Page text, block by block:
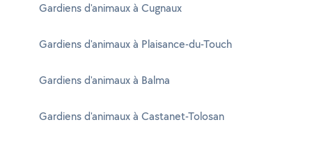
Gardiens d'animaux à Cugnaux
Gardiens d'animaux à Plaisance-du-Touch
Gardiens d'animaux à Balma
Gardiens d'animaux à Castanet-Tolosan